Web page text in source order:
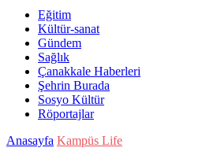
Eğitim
Kültür-sanat
Gündem
Sağlık
Çanakkale Haberleri
Şehrin Burada
Sosyo Kültür
Röportajlar
Anasayfa Kampüs Life